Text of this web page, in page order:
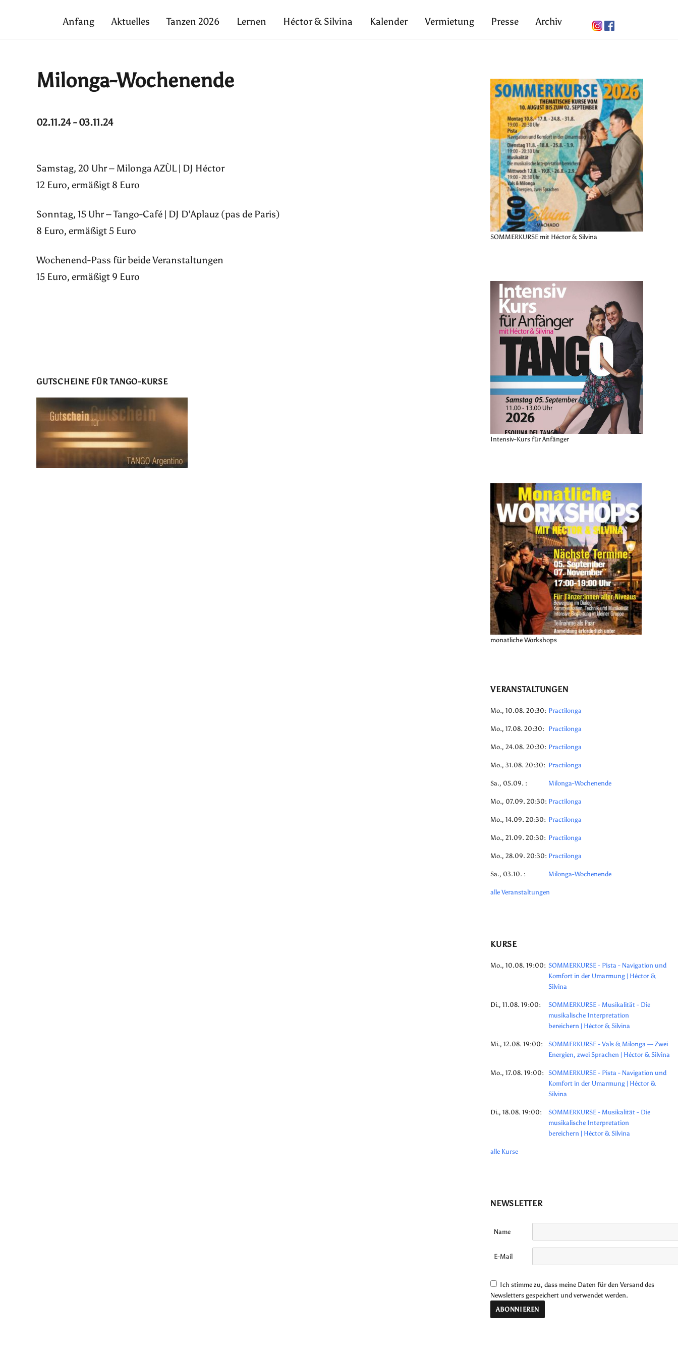
Anfang Aktuelles Tanzen 2026 Lernen Héctor & Silvina Kalender Vermietung Presse Archiv
Milonga-Wochenende
02.11.24 - 03.11.24
Samstag, 20 Uhr – Milonga AZÙL | DJ Héctor
12 Euro, ermäßigt 8 Euro
Sonntag, 15 Uhr – Tango-Café | DJ D’Aplauz (pas de Paris)
8 Euro, ermäßigt 5 Euro
Wochenend-Pass für beide Veranstaltungen
15 Euro, ermäßigt 9 Euro
GUTSCHEINE FÜR TANGO-KURSE
SOMMERKURSE mit Héctor & Silvina
Intensiv-Kurs für Anfänger
monatliche Workshops
VERANSTALTUNGEN
Mo., 10.08. 20:30: Practilonga
Mo., 17.08. 20:30: Practilonga
Mo., 24.08. 20:30: Practilonga
Mo., 31.08. 20:30: Practilonga
Sa., 05.09. : Milonga-Wochenende
Mo., 07.09. 20:30: Practilonga
Mo., 14.09. 20:30: Practilonga
Mo., 21.09. 20:30: Practilonga
Mo., 28.09. 20:30: Practilonga
Sa., 03.10. : Milonga-Wochenende
alle Veranstaltungen
KURSE
Mo., 10.08. 19:00: SOMMERKURSE - Pista - Navigation und
Komfort in der Umarmung | Héctor &
Silvina
Di., 11.08. 19:00:
SOMMERKURSE - Musikalität - Die
musikalische Interpretation
bereichern | Héctor & Silvina
Mi., 12.08. 19:00:
SOMMERKURSE - Vals & Milonga — Zwei
Energien, zwei Sprachen | Héctor & Silvina
Mo., 17.08. 19:00: SOMMERKURSE - Pista - Navigation und
Komfort in der Umarmung | Héctor &
Silvina
Di., 18.08. 19:00:
SOMMERKURSE - Musikalität - Die
musikalische Interpretation
bereichern | Héctor & Silvina
alle Kurse
NEWSLETTER
Name
E-Mail
Ich stimme zu, dass meine Daten für den Versand des
Newsletters gespeichert und verwendet werden.